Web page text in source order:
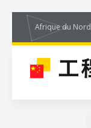
Afrique du Nord